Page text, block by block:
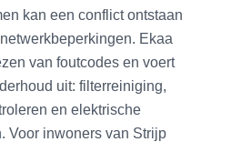
kan een conflict ontstaan
Ekaa
van foutcodes en voert
uit: filterreiniging,
en elektrische
Voor inwoners van Strijp